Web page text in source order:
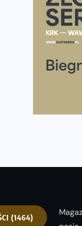
półmaratonem
Już w tę sobotę
Wystartuje
poradnik przed
Ile razy w tygodniu
często biegać,
Już w ten
(1464)